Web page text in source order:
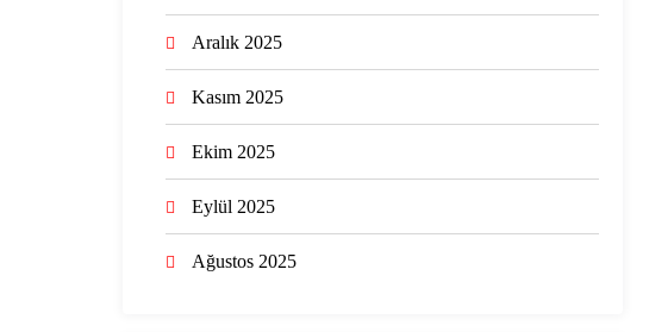
Aralık 2025
Kasım 2025
Ekim 2025
Eylül 2025
Ağustos 2025